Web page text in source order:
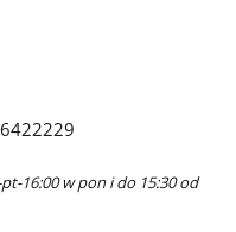
16:00 w pon i do 15:30 od